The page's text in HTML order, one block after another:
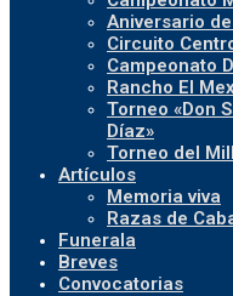
Aniversario
Circuito
Campeonato
Rancho El
Torneo «Don
Díaz»
Torneo del
Artículos
Memoria viva
Razas de
Funerala
Breves
Convocatorias